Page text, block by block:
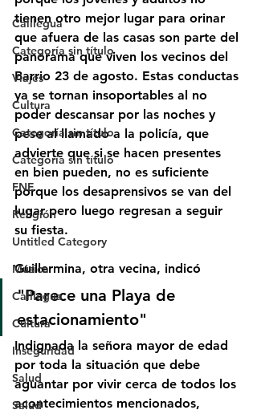
Calilegua
Categoría sin título
Viajes
Cultura
Categoría sin título
Categoría sin título
FNE
Religión
Untitled Category
Música
Calilegua
Cultura
Inseguridad
Salud
Salud
tienen otro mejor lugar para orinar
que afuera de las casas son parte del
panorama que viven los vecinos del
Barrio 23 de agosto. Estas conductas
ya se tornan insoportables al no
poder descansar por las noches y
pese al llamado a la policía, que
advierte que si se hacen presentes
en bien pueden, no es suficiente
porque los desaprensivos se van del
lugar pero luego regresan a seguir
su fiesta.
Guillermina, otra vecina, indicó
"Parece una Playa de
estacionamiento"
Indignada la señora mayor de edad
por toda la situación que debe
aguantar por vivir cerca de todos los
acontecimientos mencionados,